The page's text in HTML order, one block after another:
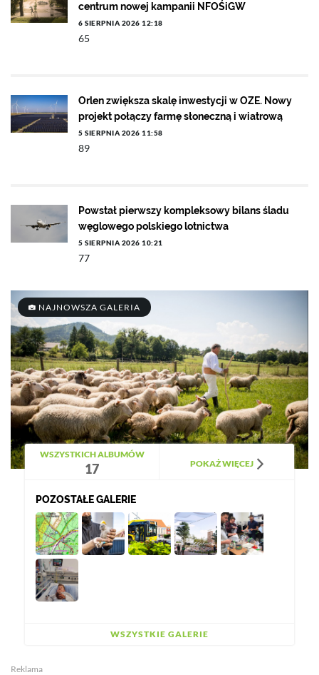
centrum nowej kampanii NFOŚiGW
6 SIERPNIA 2026 12:18
65
Orlen zwiększa skalę inwestycji w OZE. Nowy
projekt połączy farmę słoneczną i wiatrową
5 SIERPNIA 2026 11:58
89
Powstał pierwszy kompleksowy bilans śladu
węglowego polskiego lotnictwa
5 SIERPNIA 2026 10:21
77
NAJNOWSZA GALERIA
WSZYSTKICH ALBUMÓW
17 POKAŻ WIĘCEJ
POZOSTAŁE GALERIE
WSZYSTKIE GALERIE
Reklama